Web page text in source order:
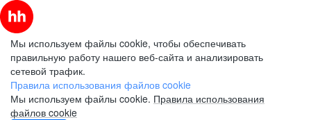
Мы используем файлы cookie, чтобы обеспечивать
правильную работу нашего веб-сайта и анализировать
сетевой трафик.
Правила использования файлов cookie
Мы используем файлы cookie. Правила использования
файлов cookie